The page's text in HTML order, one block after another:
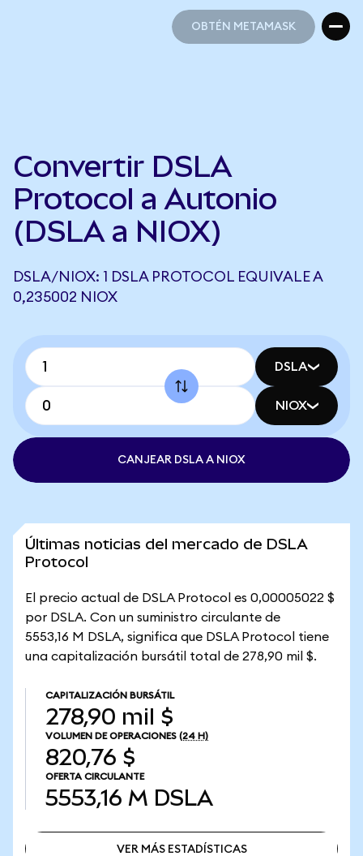
OBTÉN METAMASK
Convertir DSLA
Protocol a Autonio
(DSLA a NIOX)
DSLA/NIOX: 1 DSLA PROTOCOL EQUIVALE A
0,235002 NIOX
DSLA
NIOX
CANJEAR DSLA A NIOX
Últimas noticias del mercado de DSLA
Protocol
El precio actual de DSLA Protocol es 0,00005022 $
por DSLA. Con un suministro circulante de
5553,16 M DSLA, significa que DSLA Protocol tiene
una capitalización bursátil total de 278,90 mil $.
CAPITALIZACIÓN BURSÁTIL
278,90 mil $
VOLUMEN DE OPERACIONES (24 H)
820,76 $
OFERTA CIRCULANTE
5553,16 M DSLA
VER MÁS ESTADÍSTICAS